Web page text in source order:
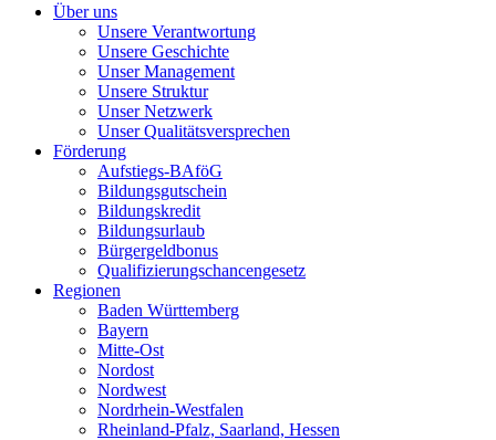
Über uns
Unsere Verantwortung
Unsere Geschichte
Unser Management
Unsere Struktur
Unser Netzwerk
Unser Qualitätsversprechen
Förderung
Aufstiegs-BAföG
Bildungsgutschein
Bildungskredit
Bildungsurlaub
Bürgergeldbonus
Qualifizierungschancengesetz
Regionen
Baden Württemberg
Bayern
Mitte-Ost
Nordost
Nordwest
Nordrhein-Westfalen
Rheinland-Pfalz, Saarland, Hessen